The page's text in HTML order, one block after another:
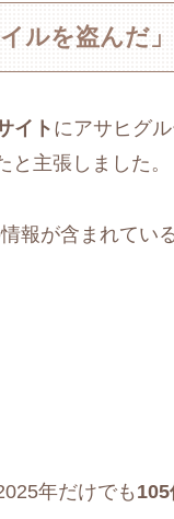
ルを盗んだ
イトにアサヒグ
と主張しました。
報が含まれてい
年だけでも